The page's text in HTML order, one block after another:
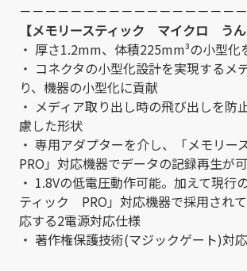
－－－－－－－－－－－－－－－－－
【メモリースティック マイクロ うん
・ 厚さ1.2mm、体積225mm³の小型化
・ コネクタの小型化設計を実現するメ
り、機器の小型化に貢献
・ メディア取り出し時の飛び出しを防
慮した形状
・ 専用アダプターを介し、「メモリー
PRO」対応機器でデータの記録再生が
・ 1.8Vの低電圧動作可能。加えて現行
ティック PRO」対応機器で採用され
応する2電源対応仕様
・ 著作権保護技術(マジックゲート)対応